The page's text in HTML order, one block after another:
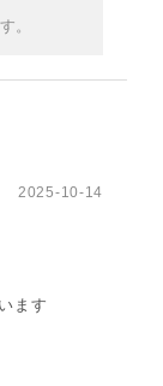
。
2025-10-14
ます